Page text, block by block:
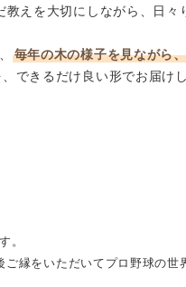
えを大切にしながら、日々
毎年の木の様子を見ながら
できるだけ良い形でお届け
。
ご縁をいただいてプロ野球の世